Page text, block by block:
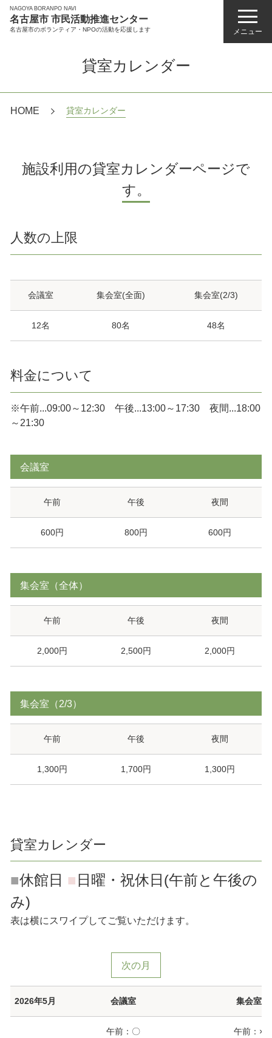
NAGOYA BORANPO NAVI
名古屋市 市民活動推進センター
名古屋市のボランティア・NPOの活動を応援します メニュー
貸室カレンダー
HOME 貸室カレンダー
施設利用の貸室カレンダーページで
す。
人数の上限
会議室 集会室(全面) 集会室(2/3)
12名 80名 48名
料金について
※午前...09:00～12:30 午後...13:00～17:30 夜間...18:00
～21:30
会議室
午前 午後 夜間
600円 800円 600円
集会室（全体）
午前 午後 夜間
2,000円 2,500円 2,000円
集会室（2/3）
午前 午後 夜間
1,300円 1,700円 1,300円
貸室カレンダー
■休館日 ■日曜・祝休日(午前と午後の
み)
表は横にスワイプしてご覧いただけます。
次の月
2026年5月 会議室 集会室
午前：〇
午前：×